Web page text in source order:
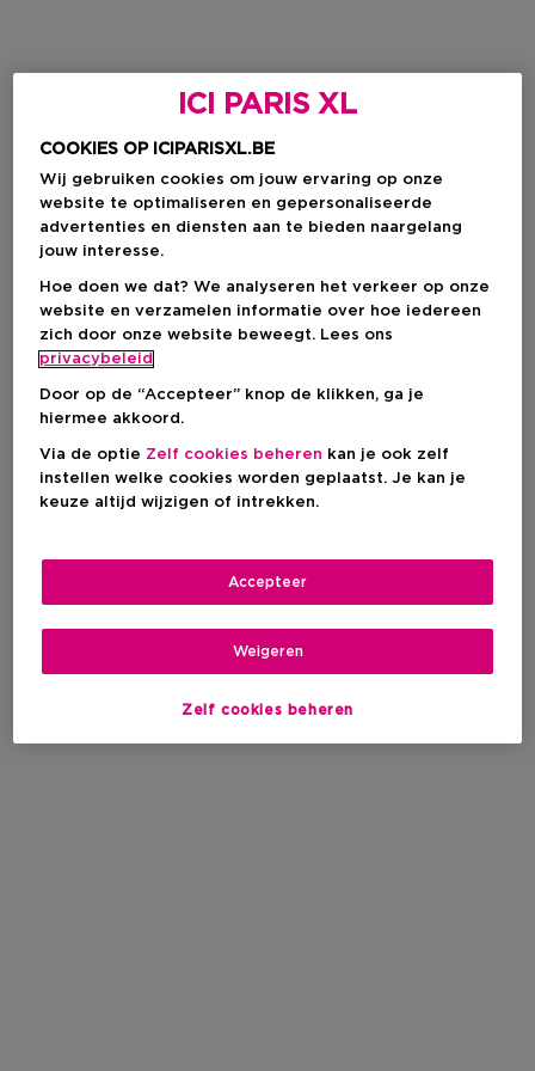
ICI PARIS XL
COOKIES OP ICIPARISXL.BE
Wij gebruiken cookies om jouw ervaring op onze
website te optimaliseren en gepersonaliseerde
advertenties en diensten aan te bieden naargelang
jouw interesse.
Hoe doen we dat? We analyseren het verkeer op onze
website en verzamelen informatie over hoe iedereen
zich door onze website beweegt. Lees ons
privacybeleid
Door op de “Accepteer” knop de klikken, ga je
hiermee akkoord.
Via de optie Zelf cookies beheren kan je ook zelf
instellen welke cookies worden geplaatst. Je kan je
keuze altijd wijzigen of intrekken.
Zelf cookies beheren
Weigeren
Accepteer